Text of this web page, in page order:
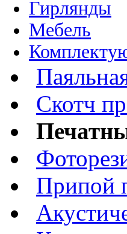
Гирлянды
Мебель
Скотч
Припой